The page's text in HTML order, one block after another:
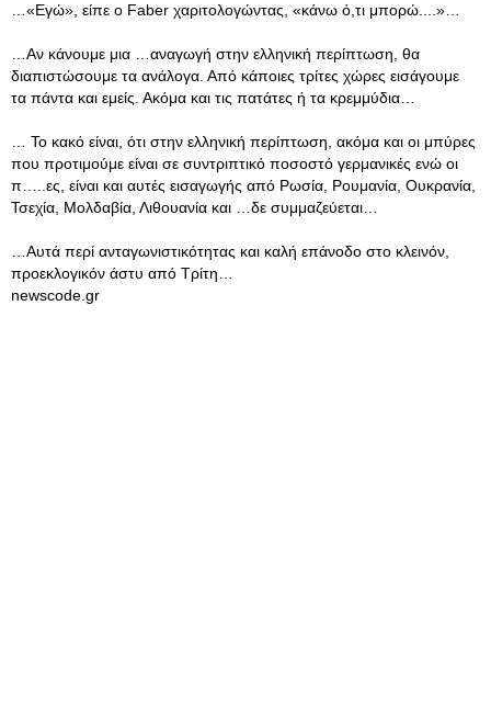
…«Εγώ», είπε ο Faber χαριτολογώντας, «κάνω ό,τι μπορώ....»…
…Αν κάνουμε μια …αναγωγή στην ελληνική περίπτωση, θα
διαπιστώσουμε τα ανάλογα. Από κάποιες τρίτες χώρες εισάγουμε
τα πάντα και εμείς. Ακόμα και τις πατάτες ή τα κρεμμύδια…
… Το κακό είναι, ότι στην ελληνική περίπτωση, ακόμα και οι μπύρες
που προτιμούμε είναι σε συντριπτικό ποσοστό γερμανικές ενώ οι
π…..ες, είναι και αυτές εισαγωγής από Ρωσία, Ρουμανία, Ουκρανία,
Τσεχία, Μολδαβία, Λιθουανία και …δε συμμαζεύεται…
…Αυτά περί ανταγωνιστικότητας και καλή επάνοδο στο κλεινόν,
προεκλογικόν άστυ από Τρίτη…
newscode.gr